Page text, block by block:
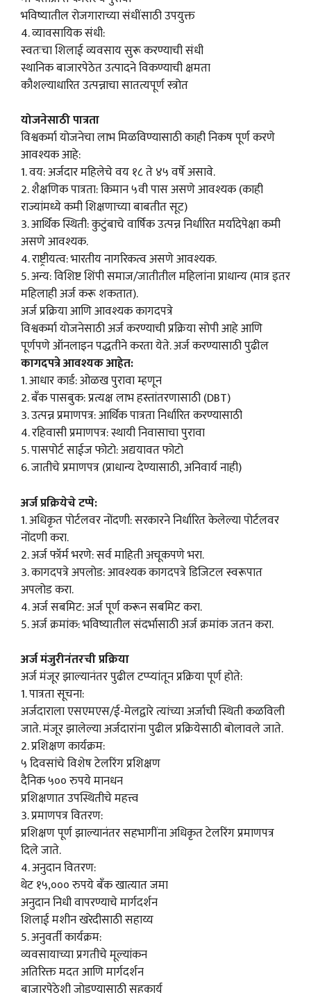
भविष्यातील रोजगाराच्या संधींसाठी उपयुक्त
4. व्यावसायिक संधी:
स्वतःचा शिलाई व्यवसाय सुरू करण्याची संधी
स्थानिक बाजारपेठेत उत्पादने विकण्याची क्षमता
कौशल्याधारित उत्पन्नाचा सातत्यपूर्ण स्त्रोत
योजनेसाठी पात्रता
विश्वकर्मा योजनेचा लाभ मिळविण्यासाठी काही निकष पूर्ण करणे
आवश्यक आहे:
1. वय: अर्जदार महिलेचे वय १८ ते ४५ वर्षे असावे.
2. शैक्षणिक पात्रता: किमान ५वी पास असणे आवश्यक (काही
राज्यांमध्ये कमी शिक्षणाच्या बाबतीत सूट)
3. आर्थिक स्थिती: कुटुंबाचे वार्षिक उत्पन्न निर्धारित मर्यादेपेक्षा कमी
असणे आवश्यक.
4. राष्ट्रीयत्व: भारतीय नागरिकत्व असणे आवश्यक.
5. अन्य: विशिष्ट शिंपी समाज/जातीतील महिलांना प्राधान्य (मात्र इतर
महिलाही अर्ज करू शकतात).
अर्ज प्रक्रिया आणि आवश्यक कागदपत्रे
विश्वकर्मा योजनेसाठी अर्ज करण्याची प्रक्रिया सोपी आहे आणि
पूर्णपणे ऑनलाइन पद्धतीने करता येते. अर्ज करण्यासाठी पुढील
कागदपत्रे आवश्यक आहेत:
1. आधार कार्ड: ओळख पुरावा म्हणून
2. बँक पासबुक: प्रत्यक्ष लाभ हस्तांतरणासाठी (DBT)
3. उत्पन्न प्रमाणपत्र: आर्थिक पात्रता निर्धारित करण्यासाठी
4. रहिवासी प्रमाणपत्र: स्थायी निवासाचा पुरावा
5. पासपोर्ट साईज फोटो: अद्ययावत फोटो
6. जातीचे प्रमाणपत्र (प्राधान्य देण्यासाठी, अनिवार्य नाही)
अर्ज प्रक्रियेचे टप्पे:
1. अधिकृत पोर्टलवर नोंदणी: सरकारने निर्धारित केलेल्या पोर्टलवर
नोंदणी करा.
2. अर्ज फॉर्म भरणे: सर्व माहिती अचूकपणे भरा.
3. कागदपत्रे अपलोड: आवश्यक कागदपत्रे डिजिटल स्वरूपात
अपलोड करा.
4. अर्ज सबमिट: अर्ज पूर्ण करून सबमिट करा.
5. अर्ज क्रमांक: भविष्यातील संदर्भासाठी अर्ज क्रमांक जतन करा.
अर्ज मंजुरीनंतरची प्रक्रिया
अर्ज मंजूर झाल्यानंतर पुढील टप्प्यांतून प्रक्रिया पूर्ण होते:
1. पात्रता सूचना:
अर्जदाराला एसएमएस/ई-मेलद्वारे त्यांच्या अर्जाची स्थिती कळविली
जाते. मंजूर झालेल्या अर्जदारांना पुढील प्रक्रियेसाठी बोलावले जाते.
2. प्रशिक्षण कार्यक्रम:
५ दिवसांचे विशेष टेलरिंग प्रशिक्षण
दैनिक ५०० रुपये मानधन
प्रशिक्षणात उपस्थितीचे महत्त्व
3. प्रमाणपत्र वितरण:
प्रशिक्षण पूर्ण झाल्यानंतर सहभागींना अधिकृत टेलरिंग प्रमाणपत्र
दिले जाते.
4. अनुदान वितरण:
थेट १५,००० रुपये बँक खात्यात जमा
अनुदान निधी वापरण्याचे मार्गदर्शन
शिलाई मशीन खरेदीसाठी सहाय्य
5. अनुवर्ती कार्यक्रम:
व्यवसायाच्या प्रगतीचे मूल्यांकन
अतिरिक्त मदत आणि मार्गदर्शन